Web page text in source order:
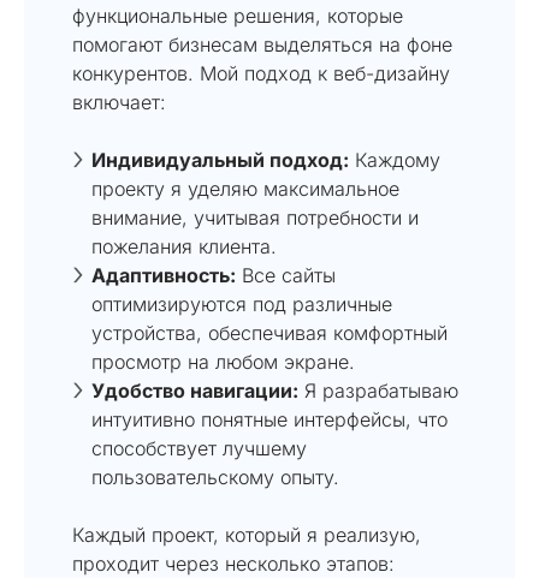
функциональные решения, которые
помогают бизнесам выделяться на фоне
конкурентов. Мой подход к веб-дизайну
включает:
Индивидуальный подход: Каждому
проекту я уделяю максимальное
внимание, учитывая потребности и
пожелания клиента.
Адаптивность: Все сайты
оптимизируются под различные
устройства, обеспечивая комфортный
просмотр на любом экране.
Удобство навигации: Я разрабатываю
интуитивно понятные интерфейсы, что
способствует лучшему
пользовательскому опыту.
Каждый проект, который я реализую,
проходит через несколько этапов: